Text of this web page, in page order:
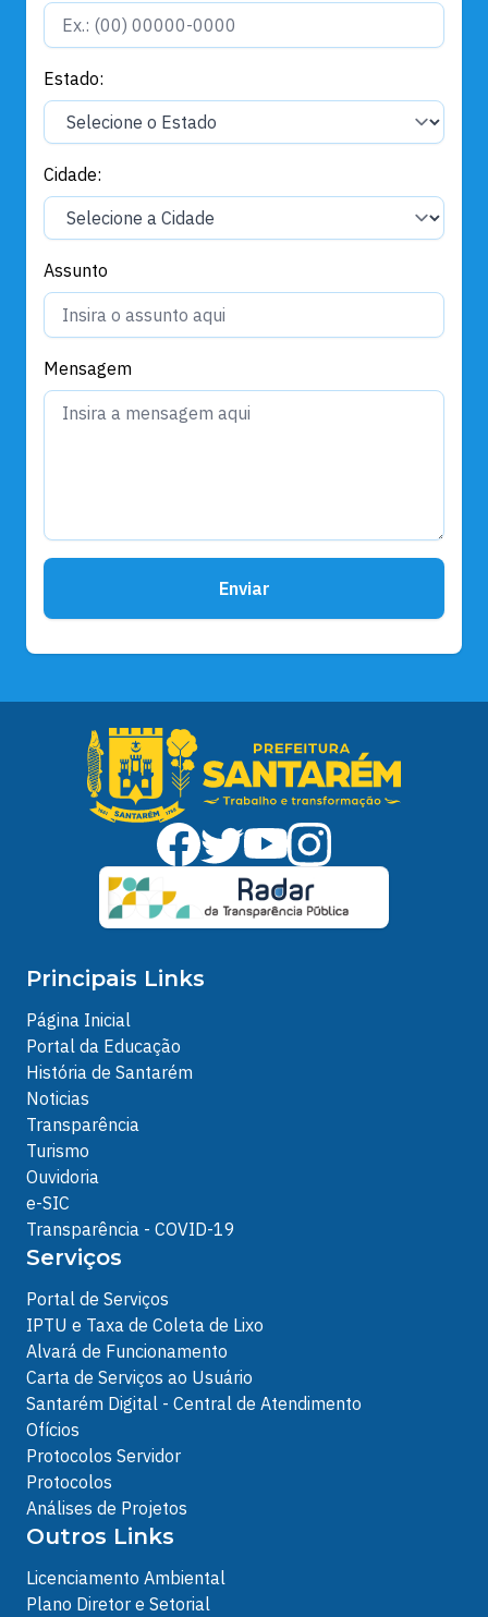
Estado:
Cidade:
Assunto
Mensagem
Enviar
Principais Links
Página Inicial
Portal da Educação
História de Santarém
Noticias
Transparência
Turismo
Ouvidoria
e-SIC
Transparência - COVID-19
Serviços
Portal de Serviços
IPTU e Taxa de Coleta de Lixo
Alvará de Funcionamento
Carta de Serviços ao Usuário
Santarém Digital - Central de Atendimento
Ofícios
Protocolos Servidor
Protocolos
Análises de Projetos
Outros Links
Licenciamento Ambiental
Plano Diretor e Setorial